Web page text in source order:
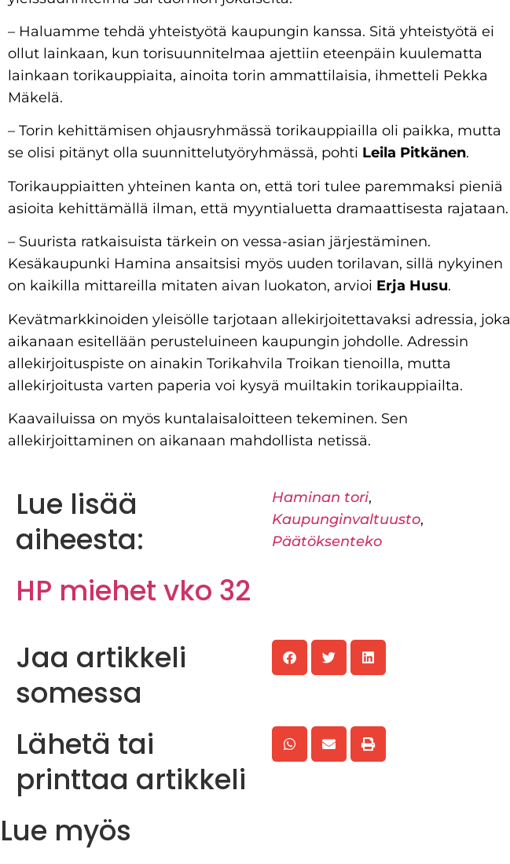
– Haluamme tehdä yhteistyötä kaupungin kanssa. Sitä yhteistyötä ei
ollut lainkaan, kun torisuunnitelmaa ajettiin eteenpäin kuulematta
lainkaan torikauppiaita, ainoita torin ammattilaisia, ihmetteli Pekka
Mäkelä.
– Torin kehittämisen ohjausryhmässä torikauppiailla oli paikka, mutta
se olisi pitänyt olla suunnittelutyöryhmässä, pohti Leila Pitkänen.
Torikauppiaitten yhteinen kanta on, että tori tulee paremmaksi pieniä
asioita kehittämällä ilman, että myyntialuetta dramaattisesta rajataan.
– Suurista ratkaisuista tärkein on vessa-asian järjestäminen.
Kesäkaupunki Hamina ansaitsisi myös uuden torilavan, sillä nykyinen
on kaikilla mittareilla mitaten aivan luokaton, arvioi Erja Husu.
Kevätmarkkinoiden yleisölle tarjotaan allekirjoitettavaksi adressia, joka
aikanaan esitellään perusteluineen kaupungin johdolle. Adressin
allekirjoituspiste on ainakin Torikahvila Troikan tienoilla, mutta
allekirjoitusta varten paperia voi kysyä muiltakin torikauppiailta.
Kaavailuissa on myös kuntalaisaloitteen tekeminen. Sen
allekirjoittaminen on aikanaan mahdollista netissä.
Lue lisää
aiheesta:
Haminan tori,
Kaupunginvaltuusto,
Päätöksenteko
somessa
Lähetä tai
printtaa artikkeli
Lue myös